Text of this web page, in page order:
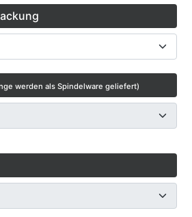
werden als Spindelware geliefert)